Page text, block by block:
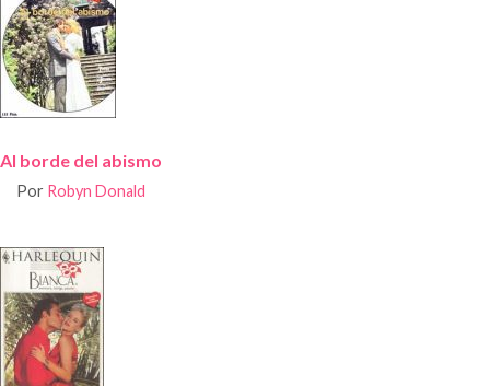
Al borde del abismo
Por Robyn Donald